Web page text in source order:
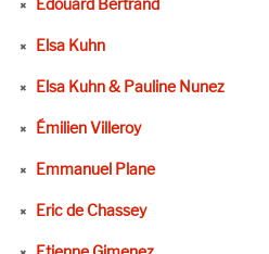
Elsa Kuhn
Elsa Kuhn & Pauline Nunez
Émilien Villeroy
Emmanuel Plane
Eric de Chassey